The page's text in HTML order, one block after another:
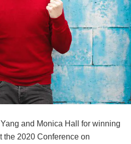
and Monica Hall for winning
the 2020 Conference on